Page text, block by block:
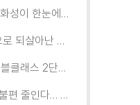
"걷지 않아도 수원화성이 한눈에"…무장애 관광버스 '수원행차' 타보니
해설사의 발걸음으로 되살아난 수원의 독립운동 역사
[인계동] 래미안노블클래스 2단지 경로당, 무더위 속 독거노인에게 '따뜻한 한 끼' 대접
장마철 이후 해충 불편 줄인다… 영통구보건소, 신동수변공원·원천리천 집중 방제